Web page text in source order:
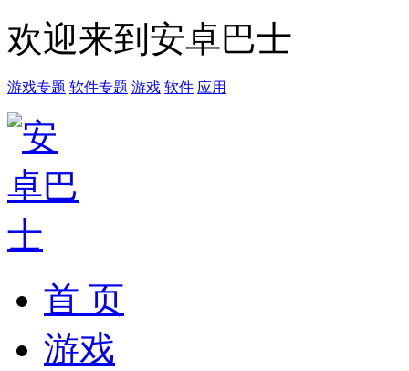
欢迎来到安卓巴士
游戏专题 软件专题 游戏 软件 应用
首 页
游戏